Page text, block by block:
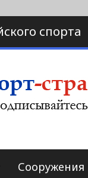
спорта
Сооружения